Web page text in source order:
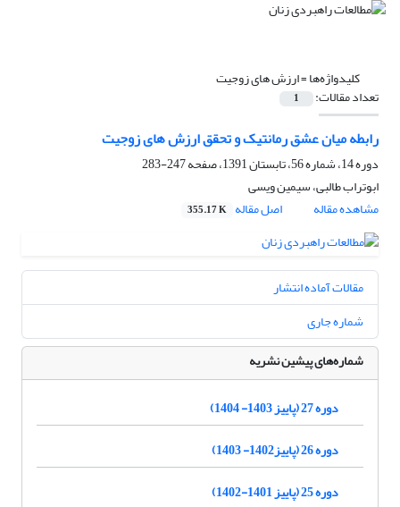
کلیدواژه‌ها =ارزش های زوجیت
تعداد مقالات: 1
رابطه میان عشق رمانتیک و تحقق ارزش های زوجیت
دوره 14، شماره 56، تابستان 1391، صفحه
247-283
ابوتراب طالبی، سیمین ویسی
مشاهده مقاله
اصل مقاله 355.17 K
مقالات آماده انتشار
شماره جاری
شماره‌های پیشین نشریه
دوره 27 (پاییز 1403- 1404)
دوره 26 (پاییز1402- 1403)
دوره 25 (پاییز 1401-1402)